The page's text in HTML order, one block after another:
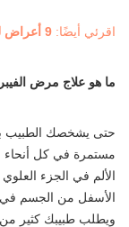
اقرئي أيضًا: 9 أعراض لمتلازمة التعب المزمن عند النساء
ما هو علاج مرض
حتى يشخصك الطبيب
مستمرة في كل أنحاء
الألم في الجزء
الأسفل من الجسم في
ويطلب طبيبك كثير من